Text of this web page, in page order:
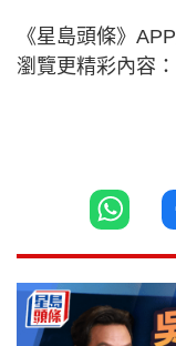
《星島頭條》
瀏覽更精彩內容：